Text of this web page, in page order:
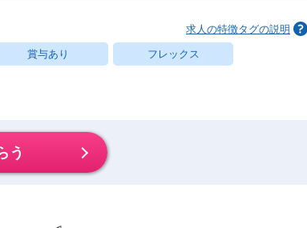
求人の特徴タグの説明
賞与あり フレックス
う